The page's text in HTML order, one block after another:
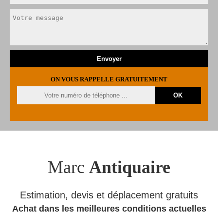
ON VOUS RAPPELLE GRATUITEMENT
Marc Antiquaire
Estimation, devis et déplacement gratuits
Achat dans les meilleures conditions actuelles